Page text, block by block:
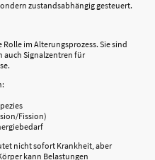
zustandsabhängig gesteuert.
im Alterungsprozess. Sie sind
auch Signalzentren für
Fission)
nicht sofort Krankheit, aber
kann Belastungen